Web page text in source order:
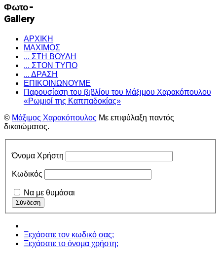
Φωτο-
Gallery
ΑΡΧΙΚΗ
ΜΑΧΙΜΟΣ
... ΣΤΗ ΒΟΥΛΗ
... ΣΤΟΝ ΤΥΠΟ
... ΔΡΑΣΗ
ΕΠΙΚΟΙΝΩΝΟΥΜΕ
Παρουσίαση του βιβλίου του Μάξιμου Χαρακόπουλου
«Ρωμιοί της Καππαδοκίας»
© Μάξιμος Χαρακόπουλος Με επιφύλαξη παντός
δικαιώματος.
Όνομα Χρήστη
Κωδικός
Να με θυμάσαι
Ξεχάσατε τον κωδικό σας;
Ξεχάσατε το όνομα χρήστη;